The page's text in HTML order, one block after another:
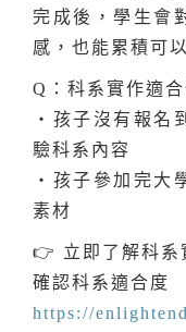
完成後，學生會
感，也能累積可
Q：科系實作適
・孩子沒有報名
驗科系內容
・孩子參加完大
素材
👉 立即了解科系
確認科系適合度
https://